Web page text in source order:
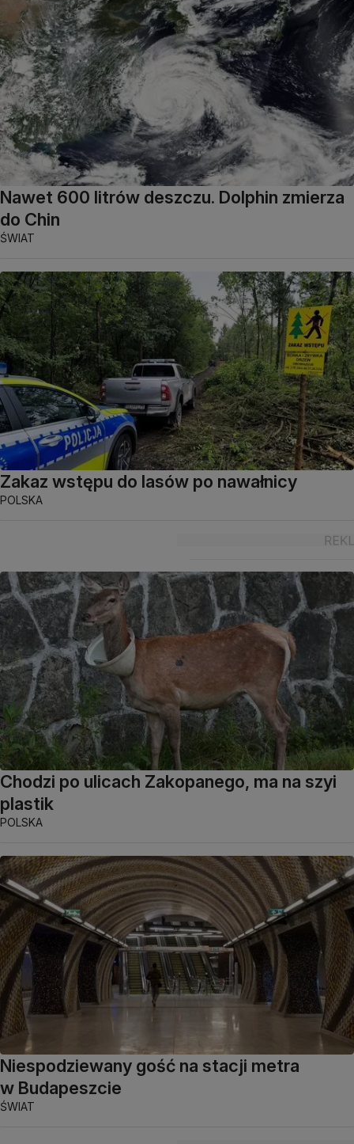
Nawet 600 litrów deszczu. Dolphin zmierza
do Chin
ŚWIAT
Zakaz wstępu do lasów po nawałnicy
POLSKA
Chodzi po ulicach Zakopanego, ma na szyi
plastik
POLSKA
Niespodziewany gość na stacji metra
w Budapeszcie
ŚWIAT